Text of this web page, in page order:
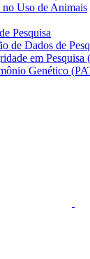
no Uso de Animais
Pesquisa
de Dados de
em Pesquisa
Genético